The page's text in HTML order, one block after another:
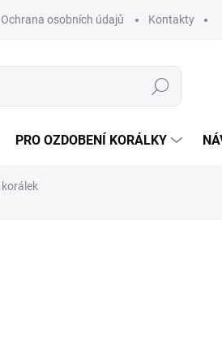
Ochrana osobních údajů Kontakty
Hledat
PRO OZDOBENÍ KORÁLKY